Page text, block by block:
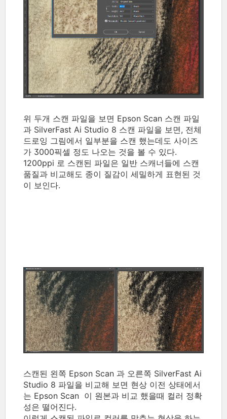
위 두개 스캔 파일을 보면 Epson Scan 스캔 파일
과 SilverFast Ai Studio 8 스캔 파일을 보면, 전체
드로잉 그림에서 일부분을 스캔 했는데도 사이즈
가 3000픽셀 정도 나오는 것을 볼 수 있다.
1200ppi 로 스캔된 파일은 일반 스캐너들에 스캔
품질과 비교해도 종이 질감이 세밀하게 표현된 것
이 보인다.
스캔된 왼쪽 Epson Scan 과 오른쪽 SilverFast Ai
Studio 8 파일을 비교해 보면 현상 이전 상태에서
는 Epson Scan 이 원본과 비교 했을때 컬러 정확
성은 떨어진다.